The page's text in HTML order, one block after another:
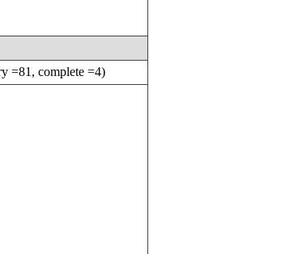
=81, complete =4)